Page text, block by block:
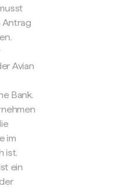
Antrag
Avian
Bank.
im
ist.
ein